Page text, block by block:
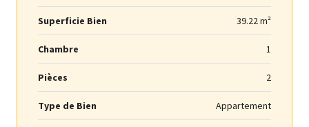
Superficie Bien 39.22 m²
Chambre 1
Pièces 2
Type de Bien Appartement